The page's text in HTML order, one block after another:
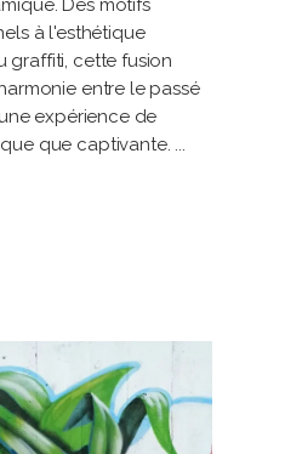
Des motifs
à l'esthétique
graffiti, cette fusion
entre le passé
expérience de
que captivante.